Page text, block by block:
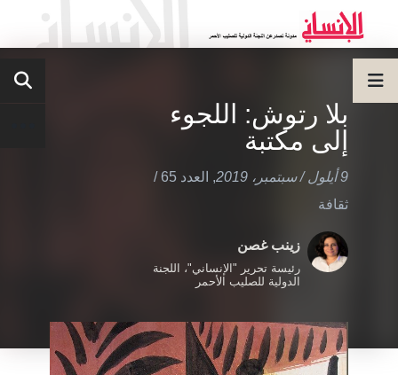
بلا رتوش: اللجوء
إلى مكتبة
9 أيلول / سبتمبر، 2019 , العدد 65
/
ثقافة
زينب غصن
رئيسة تحرير "الإنساني"، اللجنة
الدولية للصليب الأحمر